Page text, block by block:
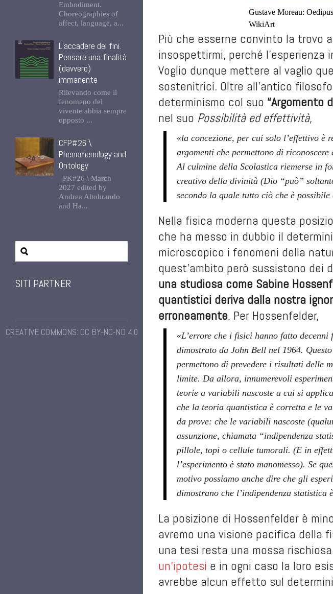
Embodiment.
Choreographies of
affect, language, a...
L’accadere dei fini.
Pensare una finalità
(davvero)
immanente
Rilevando come il
fenomeno del
vivente abbia sempre
opposto ...
CFP#26 \
Phenomenology and
Ontology
PK#26 \ March
2027 edited by
Andrea Altobrando
and Ha...
SITI PARTNER
CREATIVE COMMONS: CC BY-NC-ND 4.0
Gustave Moreau:
WikiArt
Più che esserne convinto la trovo
insospettirmi, perché l’esperienza
Voglio dunque mettere al vaglio
sostenitrici. Oltre all’antico
determinismo col suo “Argomento
nel suo Possibilità ed effettività,
«la concezione, per cui solo l’effettivo è
argomenti che permettono di
Al culmine della Scolastica riemerse in
creativo della divinità (Dio “può”
secondo la quale tutto ciò che è
Nella fisica moderna questa
che ha messo in dubbio il
microscopico i fenomeni della
quest’ambito però sussistono dei
una studiosa come Sabine
quantistici deriva dalla nostra
erroneamente. Per Hossenfelder,
«L’errore che i fisici hanno fatto
dimostrato da John Bell nel 1964.
permettono di prevedere i risultati delle
limite. Da allora, innumerevoli
teorie a variabili nascoste a cui si
che la teoria quantistica è corretta e le
da prove: che le variabili nascoste
assunzione, chiamata “indipendenza
pillole, topi o cellule tumorali. (E in
l’esperimento è stato manomesso). Se
motivo possiamo anche dire che gli
dimostrano che l’indipendenza statistica
La posizione di Hossenfelder è
avremo una visione pacifica della
una tesi resta una mossa
un’ipotesi e in ogni caso la loro
avrebbe alcun effetto sul